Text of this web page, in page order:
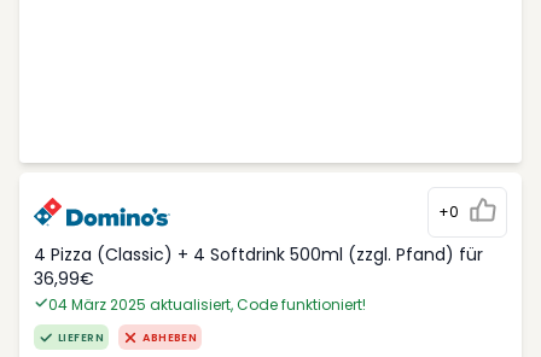
+0
4 Pizza (Classic) + 4 Softdrink 500ml (zzgl. Pfand) für
36,99€
04 März 2025 aktualisiert, Code funktioniert!
LIEFERN ABHEBEN